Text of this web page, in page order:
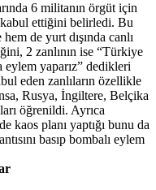
6 militanın örgüt için
kabul ettiğini belirledi. Bu
de yurt dışında canlı
2 zanlının ise “Türkiye
eylem yaparız” dedikleri
eden zanlıların özellikle
Rusya, İngiltere, Belçika
öğrenildi. Ayrıca
kaos planı yaptığı bunu da
basıp bombalı eylem